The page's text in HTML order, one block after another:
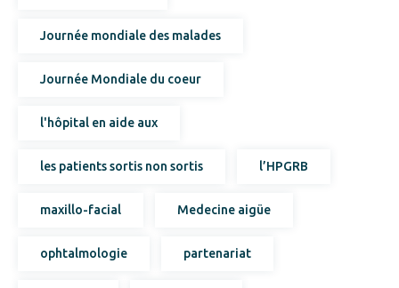
Journée mondiale des malades
Journée Mondiale du coeur
l'hôpital en aide aux
les patients sortis non sortis l’HPGRB
maxillo-facial Medecine aigüe
ophtalmologie partenariat